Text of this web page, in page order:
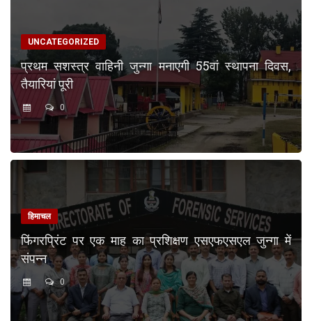
UNCATEGORIZED
प्रथम सशस्त्र वाहिनी जुन्गा मनाएगी 55वां स्थापना दिवस,
तैयारियां पूरी
0
हिमाचल
फिंगरप्रिंट पर एक माह का प्रशिक्षण एसएफएसएल जुन्गा में
संपन्न
0